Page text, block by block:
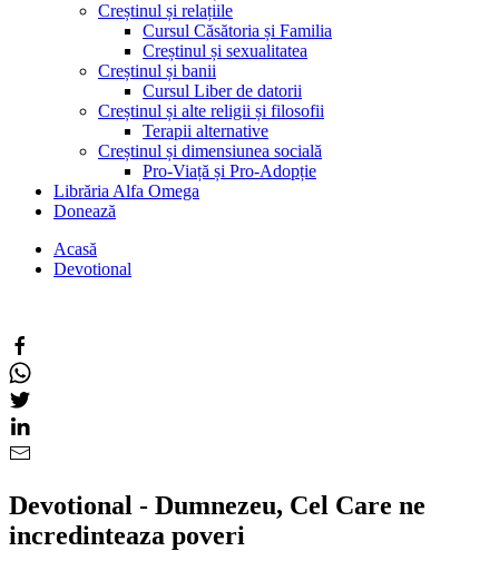
Creștinul și relațiile
Cursul Căsătoria și Familia
Creștinul și sexualitatea
Creștinul și banii
Cursul Liber de datorii
Creștinul și alte religii și filosofii
Terapii alternative
Creștinul și dimensiunea socială
Pro-Viață și Pro-Adopție
Librăria Alfa Omega
Donează
Acasă
Devotional
Devotional - Dumnezeu, Cel Care ne
incredinteaza poveri